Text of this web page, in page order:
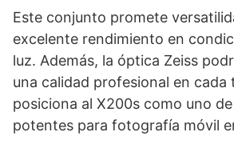
Este conjunto promete
excelente rendimiento en
luz. Además, la óptica Zeiss
una calidad profesional en cada
posiciona al X200s como uno
potentes para fotografía móvil